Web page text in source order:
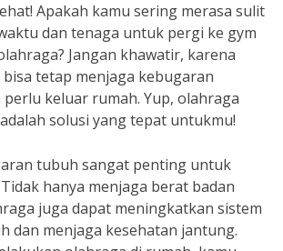
Apakah kamu sering merasa sulit
dan tenaga untuk pergi ke gym
Jangan khawatir, karena
tetap menjaga kebugaran
keluar rumah. Yup, olahraga
solusi yang tepat untukmu!
tubuh sangat penting untuk
hanya menjaga berat badan
juga dapat meningkatkan sistem
dan menjaga kesehatan jantung.